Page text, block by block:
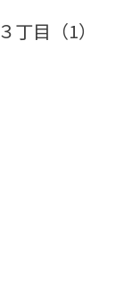
３丁目（1）